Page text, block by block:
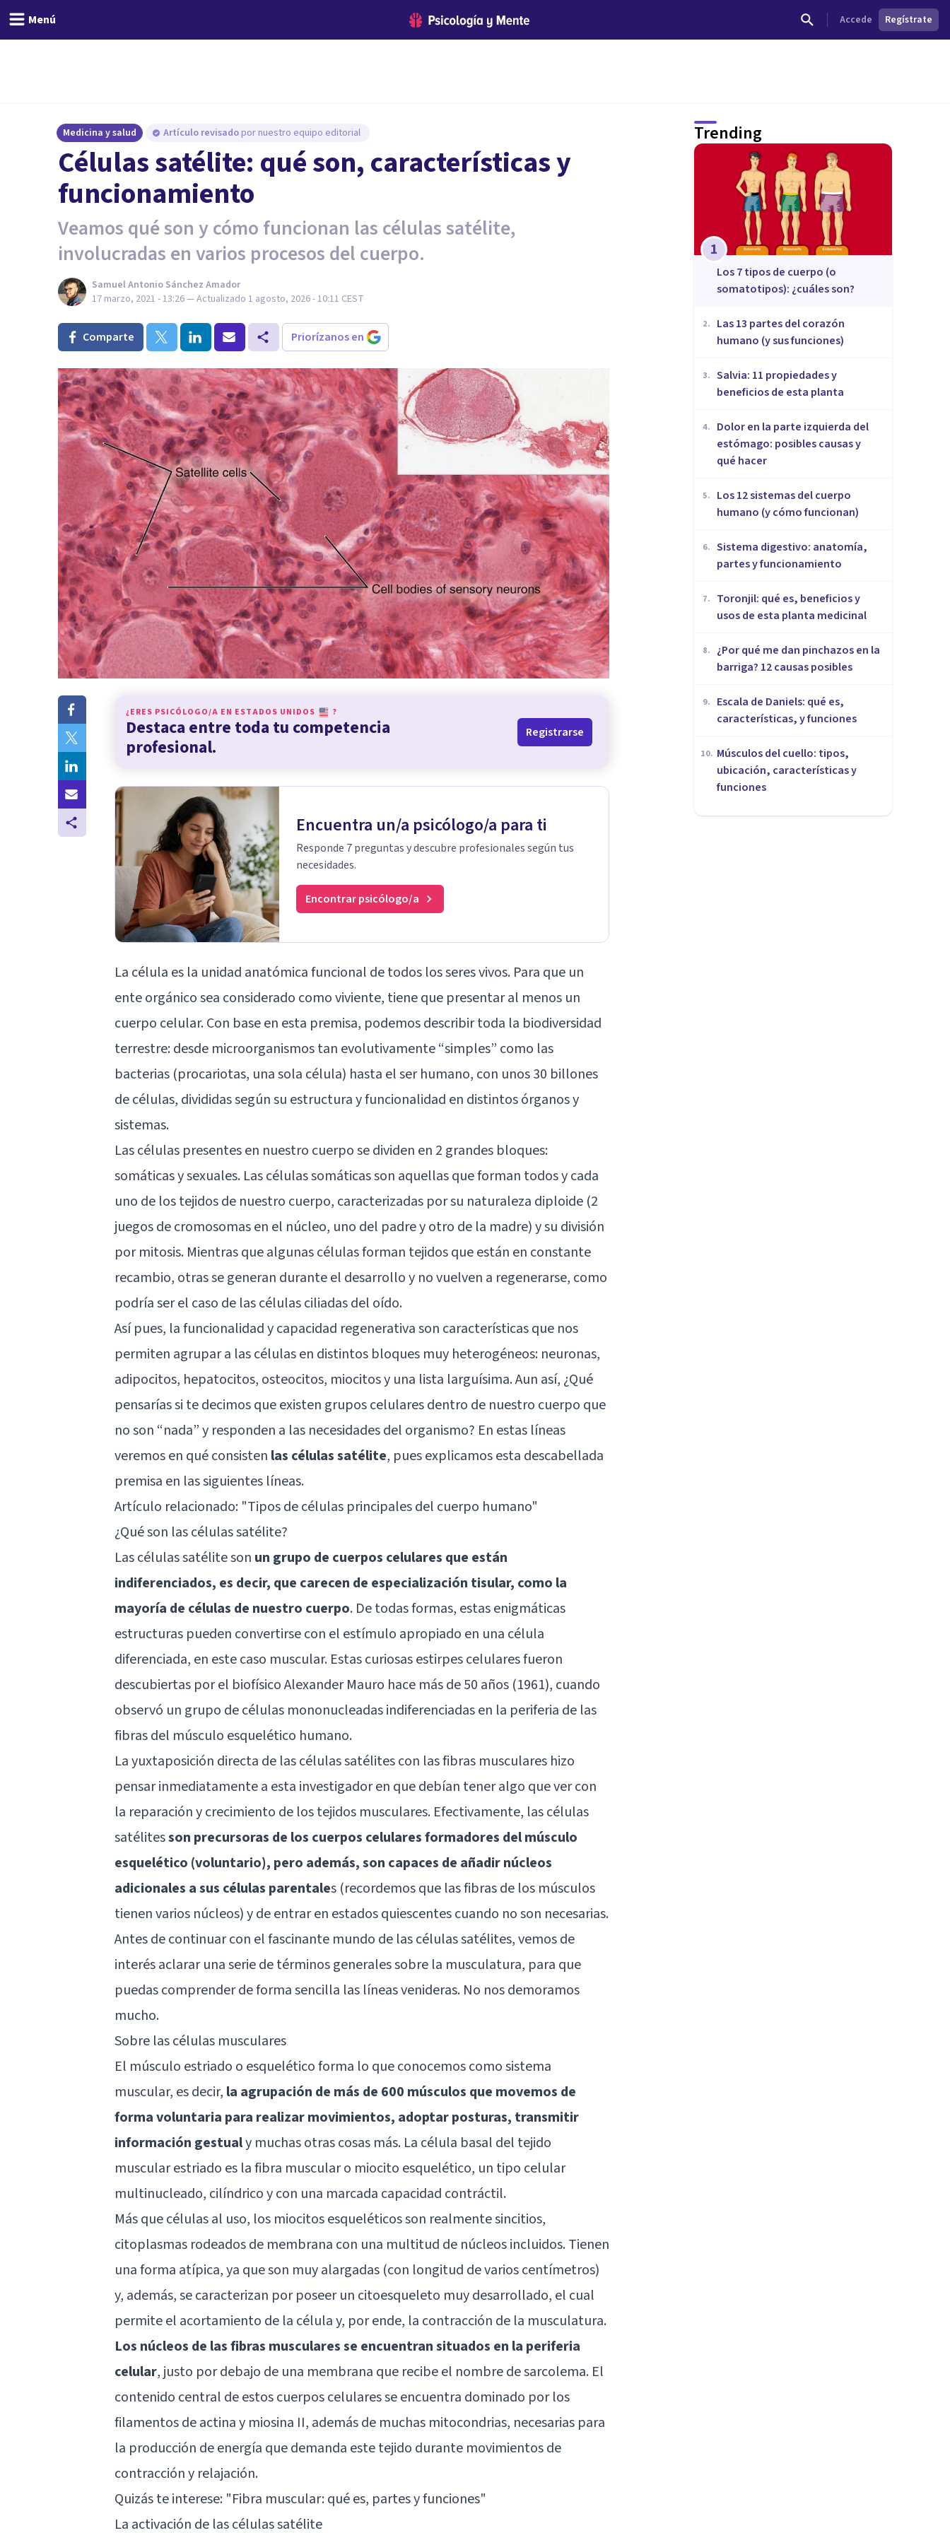
Menú Accede Regístrate
Medicina y salud Artículo revisado por nuestro equipo editorial
Células satélite: qué son, características y
funcionamiento
Veamos qué son y cómo funcionan las células satélite,
involucradas en varios procesos del cuerpo.
Samuel Antonio Sánchez Amador
17 marzo, 2021 - 13:26— Actualizado 1 agosto, 2026 - 10:11 CEST
Comparte Priorízanos en
¿ERES PSICÓLOGO/A EN ESTADOS UNIDOS ?
Destaca entre toda tu competencia
profesional.
Registrarse
Encuentra un/a psicólogo/a para ti
Responde 7 preguntas y descubre profesionales según tus
necesidades.
Encontrar psicólogo/a
La célula es la unidad anatómica funcional de todos los seres vivos. Para que un
ente orgánico sea considerado como viviente, tiene que presentar al menos un
cuerpo celular. Con base en esta premisa, podemos describir toda la biodiversidad
terrestre: desde microorganismos tan evolutivamente “simples” como las
bacterias (procariotas, una sola célula) hasta el ser humano, con unos 30 billones
de células, divididas según su estructura y funcionalidad en distintos órganos y
sistemas.
Las células presentes en nuestro cuerpo se dividen en 2 grandes bloques:
somáticas y sexuales. Las células somáticas son aquellas que forman todos y cada
uno de los tejidos de nuestro cuerpo, caracterizadas por su naturaleza diploide (2
juegos de cromosomas en el núcleo, uno del padre y otro de la madre) y su división
por mitosis. Mientras que algunas células forman tejidos que están en constante
recambio, otras se generan durante el desarrollo y no vuelven a regenerarse, como
podría ser el caso de las células ciliadas del oído.
Así pues, la funcionalidad y capacidad regenerativa son características que nos
permiten agrupar a las células en distintos bloques muy heterogéneos: neuronas,
adipocitos, hepatocitos, osteocitos, miocitos y una lista larguísima. Aun así, ¿Qué
pensarías si te decimos que existen grupos celulares dentro de nuestro cuerpo que
no son “nada” y responden a las necesidades del organismo? En estas líneas
veremos en qué consisten las células satélite, pues explicamos esta descabellada
premisa en las siguientes líneas.
Artículo relacionado: "Tipos de células principales del cuerpo humano"
¿Qué son las células satélite?
Las células satélite son un grupo de cuerpos celulares que están
indiferenciados, es decir, que carecen de especialización tisular, como la
mayoría de células de nuestro cuerpo. De todas formas, estas enigmáticas
estructuras pueden convertirse con el estímulo apropiado en una célula
diferenciada, en este caso muscular. Estas curiosas estirpes celulares fueron
descubiertas por el biofísico Alexander Mauro hace más de 50 años (1961), cuando
observó un grupo de células mononucleadas indiferenciadas en la periferia de las
fibras del músculo esquelético humano.
La yuxtaposición directa de las células satélites con las fibras musculares hizo
pensar inmediatamente a esta investigador en que debían tener algo que ver con
la reparación y crecimiento de los tejidos musculares. Efectivamente, las células
satélitesson precursoras de los cuerpos celulares formadores del músculo
esquelético (voluntario), pero además, son capaces de añadir núcleos
adicionales a sus células parentales (recordemos que las fibras de los músculos
tienen varios núcleos) y de entrar en estados quiescentes cuando no son necesarias.
Antes de continuar con el fascinante mundo de las células satélites, vemos de
interés aclarar una serie de términos generales sobre la musculatura, para que
puedas comprender de forma sencilla las líneas venideras. No nos demoramos
mucho.
Sobre las células musculares
El músculo estriado o esquelético forma lo que conocemos como sistema
muscular, es decir, la agrupación de más de 600 músculos que movemos de
forma voluntaria para realizar movimientos, adoptar posturas, transmitir
información gestualy muchas otras cosas más. La célula basal del tejido
muscular estriado es la fibra muscular o miocito esquelético, un tipo celular
multinucleado, cilíndrico y con una marcada capacidad contráctil.
Más que células al uso, los miocitos esqueléticos son realmente sincitios,
citoplasmas rodeados de membrana con una multitud de núcleos incluidos. Tienen
una forma atípica, ya que son muy alargadas (con longitud de varios centímetros)
y, además, se caracterizan por poseer un citoesqueleto muy desarrollado, el cual
permite el acortamiento de la célula y, por ende, la contracción de la musculatura.
Los núcleos de las fibras musculares se encuentran situados en la periferia
celular, justo por debajo de una membrana que recibe el nombre de sarcolema. El
contenido central de estos cuerpos celulares se encuentra dominado por los
filamentos de actina y miosina II, además de muchas mitocondrias, necesarias para
la producción de energía que demanda este tejido durante movimientos de
contracción y relajación.
Quizás te interese: "Fibra muscular: qué es, partes y funciones"
La activación de las células satélite
Trending
1
​Los 7 tipos de cuerpo (o
somatotipos): ¿cuáles son?
2.
Las 13 partes del corazón
humano (y sus funciones)
3. Salvia: 11 propiedades y
beneficios de esta planta
4.
Dolor en la parte izquierda del
estómago: posibles causas y
qué hacer
5.
Los 12 sistemas del cuerpo
humano (y cómo funcionan)
6. Sistema digestivo: anatomía,
partes y funcionamiento
7.
Toronjil: qué es, beneficios y
usos de esta planta medicinal
8.
¿Por qué me dan pinchazos en la
barriga? 12 causas posibles
9.
Escala de Daniels: qué es,
características, y funciones
10. Músculos del cuello: tipos,
ubicación, características y
funciones